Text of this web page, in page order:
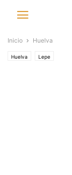
Inicio Huelva
Huelva Lepe